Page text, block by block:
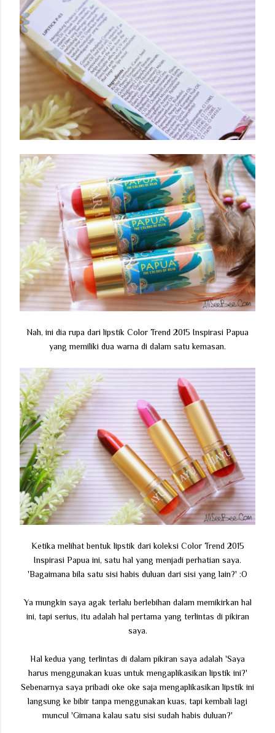
Nah, ini dia rupa dari lipstik Color Trend 2015 Inspirasi Papua
yang memiliki dua warna di dalam satu kemasan.
Ketika melihat bentuk lipstik dari koleksi Color Trend 2015
Inspirasi Papua ini, satu hal yang menjadi perhatian saya.
'Bagaimana bila satu sisi habis duluan dari sisi yang lain?' :O
Ya mungkin saya agak terlalu berlebihan dalam memikirkan hal
ini, tapi serius, itu adalah hal pertama yang terlintas di pikiran
saya.
Hal kedua yang terlintas di dalam pikiran saya adalah 'Saya
harus menggunakan kuas untuk mengaplikasikan lipstik ini?'
Sebenarnya saya pribadi oke oke saja mengaplikasikan lipstik ini
langsung ke bibir tanpa menggunakan kuas, tapi kembali lagi
muncul 'Gimana kalau satu sisi sudah habis duluan?'